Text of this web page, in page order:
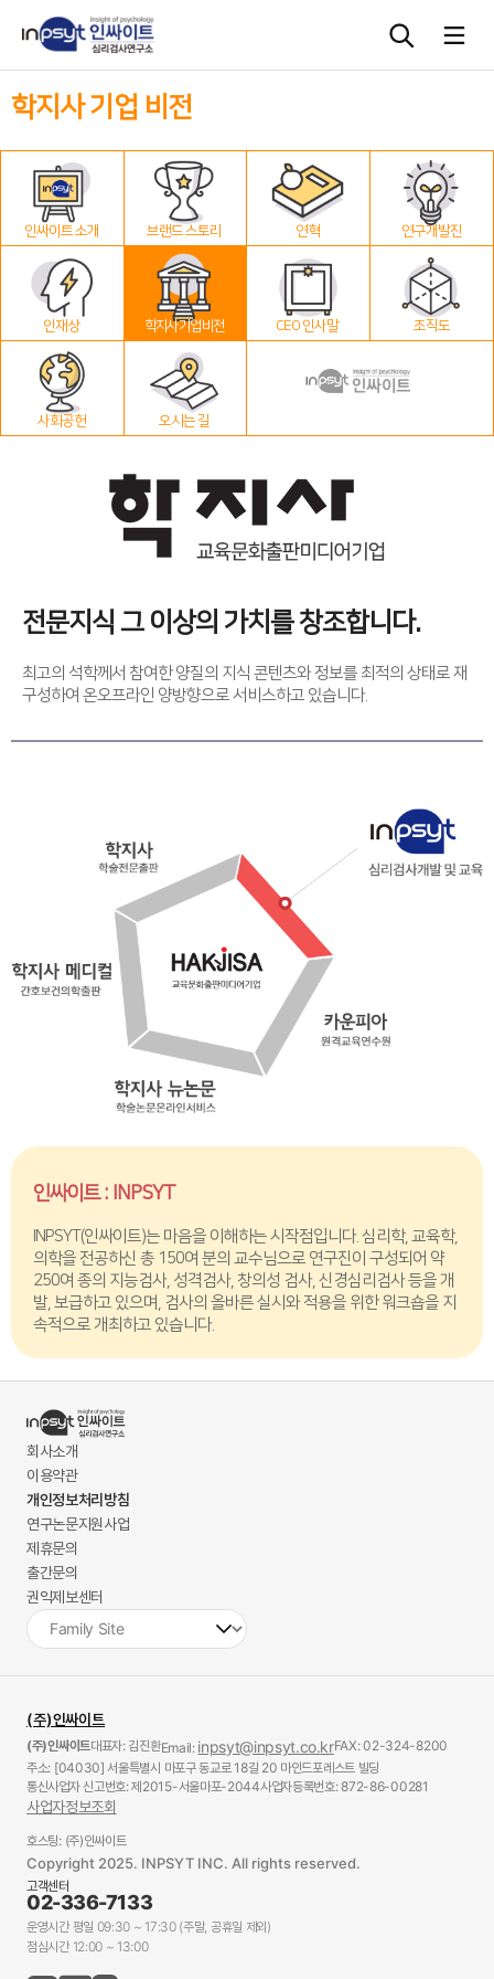
심리검사
상담도구
교육 워크숍
단체검사
학지사 기업 비전
인싸이트 소개 브랜드 스토리 연혁 연구개발진
인재상 학지사 기업 비전 CEO 인사말 조직도
사회공헌 오시는 길
전문지식 그 이상의 가치를 창조합니다.
최고의 석학께서 참여한 양질의 지식 콘텐츠와 정보를 최적의 상태로 재
구성하여 온오프라인 양방향으로 서비스하고 있습니다.
인싸이트 : INPSYT
INPSYT(인싸이트)는 마음을 이해하는 시작점입니다. 심리학, 교육학,
의학을 전공하신 총 150여 분의 교수님으로 연구진이 구성되어 약
250여 종의 지능검사, 성격검사, 창의성 검사, 신경심리검사 등을 개
발, 보급하고 있으며, 검사의 올바른 실시와 적용을 위한 워크숍을 지
속적으로 개최하고 있습니다.
회사소개
이용약관
개인정보처리방침
연구논문지원사업
제휴문의
출간문의
권익제보센터
(주)인싸이트
(주)인싸이트대표자: 김진환Email: inpsyt@inpsyt.co.krFAX: 02-324-8200
주소: [04030] 서울특별시 마포구 동교로 18길 20 마인드포레스트 빌딩
통신사업자 신고번호: 제2015-서울마포-2044사업자등록번호: 872-86-00281
사업자정보조회
호스팅: (주)인싸이트
Copyright 2025. INPSYT INC. All rights reserved.
고객센터
02-336-7133
운영시간 평일 09:30 ~ 17:30 (주말, 공휴일 제외)
점심시간 12:00 ~ 13:00